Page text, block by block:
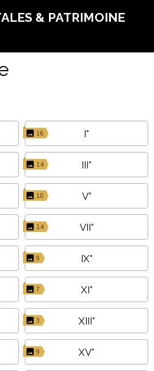
& PATRIMOINE
16 I°
14 III°
10 V°
14 VII°
9 IX°
7 XI°
3 XIII°
9 XV°